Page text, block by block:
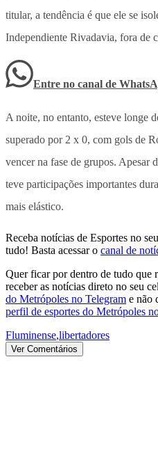
titular, a tendência é que ele se
Independiente Rivadavia, fora de
Entre no canal de
A noite, no entanto, esteve longe
superado por 2 x 0, com gols de
vencer na fase de grupos. Apesar
teve participações importantes
mais elástico.
Receba notícias de Esportes no
tudo! Basta acessar o canal de
Quer ficar por dentro de tudo que
receber as notícias direto no seu
do Metrópoles no Telegram e não
perfil de esportes do Metrópoles
Fluminense,libertadores
Ver Comentários